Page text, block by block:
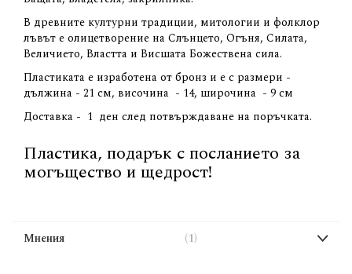
В древните културни традиции, митологии и фолклор
лъвът е олицетворение на Слънцето, Огъня, Силата,
Величието, Властта и Висшата Божествена сила.
Пластиката е изработена от бронз и е с размери -
дължина - 21 см, височина - 14, широчина - 9 см
Доставка - 1 ден след потвърждаване на поръчката.
Пластика, подарък с посланието за
могъщество и щедрост!
Мнения 1